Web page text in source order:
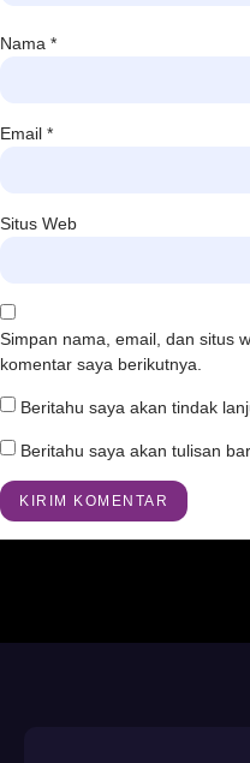
Nama *
Email *
Situs Web
Simpan nama, email, dan situs
komentar saya berikutnya.
Beritahu saya akan tindak
Beritahu saya akan tulisan